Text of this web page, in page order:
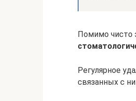
Помимо чисто
Регулярное
связанных с